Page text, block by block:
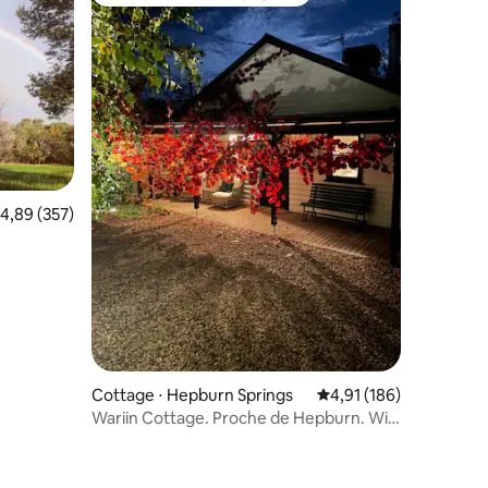
: 4,95 sur 5
moyenne sur la base de 357 commentaires : 4,89 sur 5
4,89 (357)
Cottage ⋅ Hepburn Springs Évaluation moyenne
4,91 (186)
Wariin Cottage. Proche de Hepburn. WiFi